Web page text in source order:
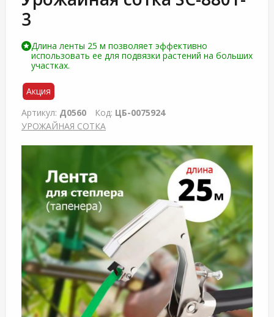
3
Длина ленты 25 м позволяет эффективно
использовать ее для подвязки растений на больших
участках.
Акция
Артикул: Д0560 Код: ЦБ-0075924
УРОЖАЙНАЯ СОТКА